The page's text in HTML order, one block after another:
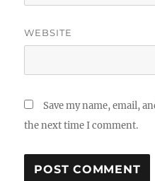
WEBSITE
Save my name, email,
the next time I comment.